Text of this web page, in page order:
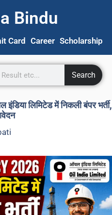
Bindu
Card Career Scholarship
Search
लिमिटेड में निकली बंपर भर्ती,